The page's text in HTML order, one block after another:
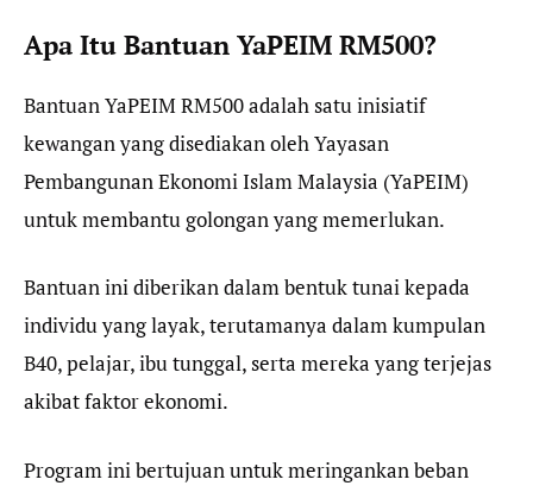
Apa Itu Bantuan YaPEIM RM500?
Bantuan YaPEIM RM500 adalah satu inisiatif
kewangan yang disediakan oleh Yayasan
Pembangunan Ekonomi Islam Malaysia (YaPEIM)
untuk membantu golongan yang memerlukan.
Bantuan ini diberikan dalam bentuk tunai kepada
individu yang layak, terutamanya dalam kumpulan
B40, pelajar, ibu tunggal, serta mereka yang terjejas
akibat faktor ekonomi.
Program ini bertujuan untuk meringankan beban